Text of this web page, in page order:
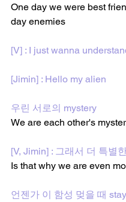
One day we were best
day enemies
[V] : I just wanna
[Jimin] : Hello my alien
우린 서로의 mystery
We are each other's
[V, Jimin] : 그래서 더 특별
Is that why we are even
언젠가 이 함성 멎을 때